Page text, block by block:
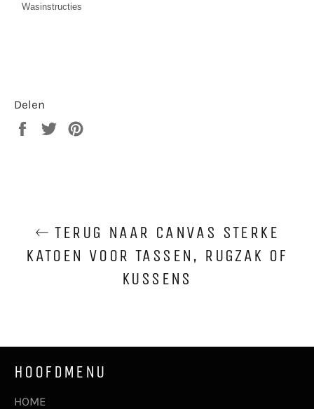
Wasinstructies
Delen
Delen
Twitteren
TERUG NAAR CANVAS STERKE
KATOEN VOOR TASSEN, RUGZAK OF
KUSSENS
HOOFDMENU
HOME